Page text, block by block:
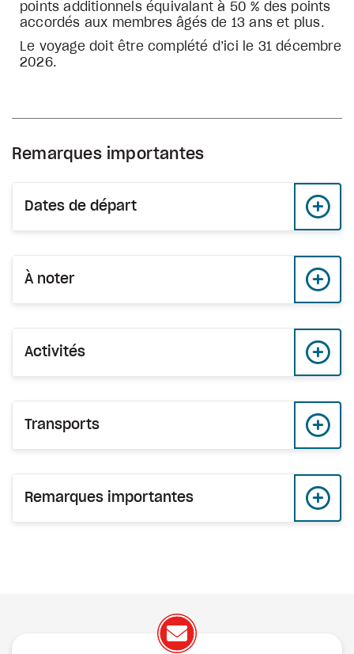
points additionnels équivalant à 50 % des points
accordés aux membres âgés de 13 ans et plus.
Le voyage doit être complété d’ici le 31 décembre
2026.
Remarques importantes
Dates de départ
À noter
Activités
Transports
Remarques importantes